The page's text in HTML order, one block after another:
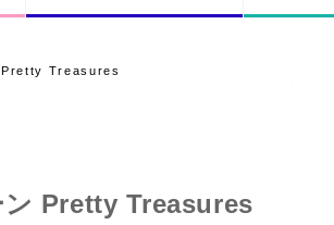
Pretty Treasures
ン Pretty Treasures